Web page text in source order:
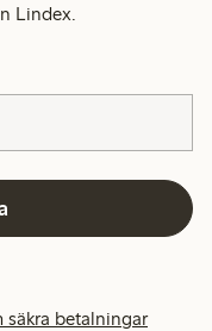
Lindex.
säkra betalningar